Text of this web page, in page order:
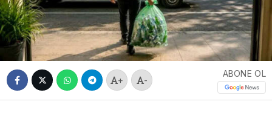
+ -
ABONE OL